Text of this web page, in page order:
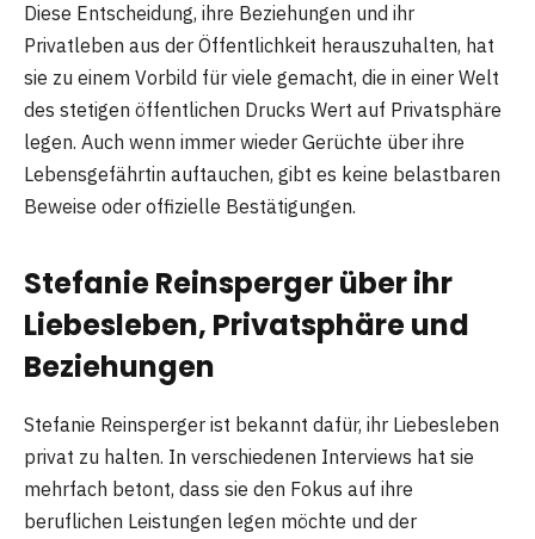
Diese Entscheidung, ihre Beziehungen und ihr
Privatleben aus der Öffentlichkeit herauszuhalten, hat
sie zu einem Vorbild für viele gemacht, die in einer Welt
des stetigen öffentlichen Drucks Wert auf Privatsphäre
legen. Auch wenn immer wieder Gerüchte über ihre
Lebensgefährtin auftauchen, gibt es keine belastbaren
Beweise oder offizielle Bestätigungen.
Stefanie Reinsperger über ihr
Liebesleben, Privatsphäre und
Beziehungen
Stefanie Reinsperger ist bekannt dafür, ihr Liebesleben
privat zu halten. In verschiedenen Interviews hat sie
mehrfach betont, dass sie den Fokus auf ihre
beruflichen Leistungen legen möchte und der